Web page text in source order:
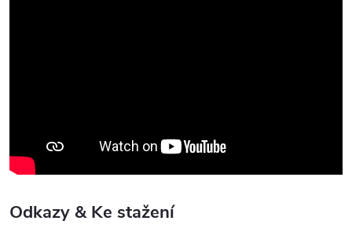
Odkazy & Ke stažení